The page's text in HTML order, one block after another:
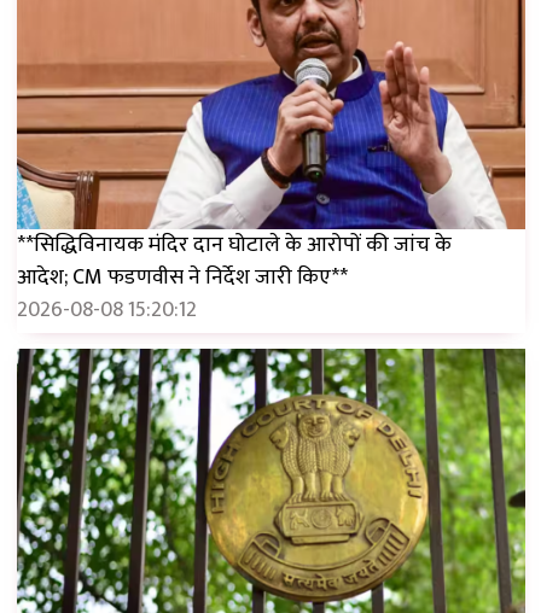
**सिद्धिविनायक मंदिर दान घोटाले के आरोपों की जांच के
आदेश; CM फडणवीस ने निर्देश जारी किए**
2026-08-08 15:20:12